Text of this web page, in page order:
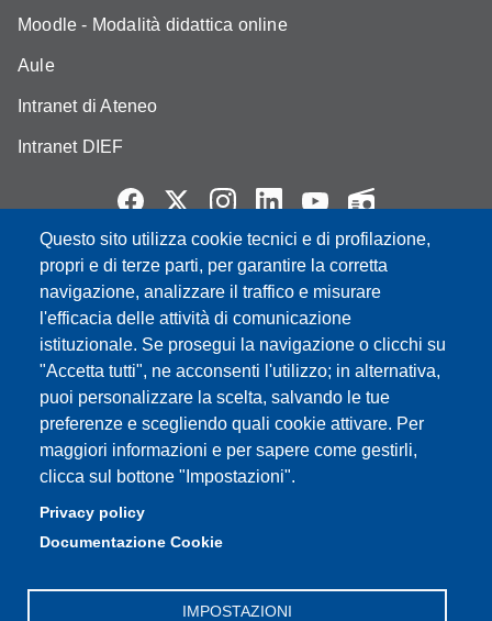
Questo sito utilizza cookie tecnici e di profilazione,
propri e di terze parti, per garantire la corretta
navigazione, analizzare il traffico e misurare
l'efficacia delle attività di comunicazione
istituzionale. Se prosegui la navigazione o clicchi su
"Accetta tutti", ne acconsenti l'utilizzo; in alternativa,
puoi personalizzare la scelta, salvando le tue
preferenze e scegliendo quali cookie attivare. Per
maggiori informazioni e per sapere come gestirli,
clicca sul bottone "Impostazioni".
Privacy policy
Documentazione Cookie
IMPOSTAZIONI
Moodle - Modalità didattica online
Aule
Intranet di Ateneo
Intranet DIEF
Partita IVA: 00427620364
e-mail: urp@unimore.it
PEC: primo contatto: urp@pec.unimore.it
Indirizzo ReGIndE per notifica Atti Processuali:
direzionelegale@pec.unimore.it
Sede di Modena: Via Università 4, 41121 Modena, Tel. 059
2056511 - Fax 059 245156
Sede di Reggio Emilia : Viale A. Allegri 9, 42121 Reggio
Emilia, Tel. 0522 523041 - Fax 0522 523045